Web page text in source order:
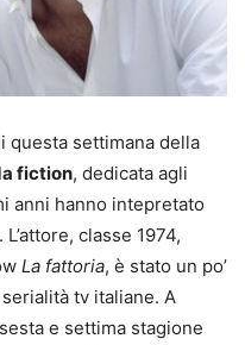
questa settimana della
fiction, dedicata agli
anni hanno intepretato
classe 1974,
La fattoria, è stato un po’
tv italiane. A
e settima stagione